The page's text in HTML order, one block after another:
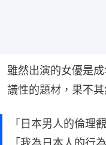
雖然出演的女優是
議性的題材，果不其
「日本男人的倫理